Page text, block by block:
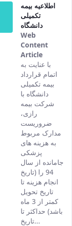
اطلاعیه بیمه
تکمیلی
دانشگاه
Web
Content
Article
This
result
from
the
Persian
of this
content.
با عنایت به
اتمام قرارداد
بیمه تکمیلی
دانشگاه با
شرکت بیمه
رازی،
ضروریست
مدارک مربوط
به هزینه های
پزشکی
جامانده از سال
94 را (تاریخ
انجام هزینه تا
تاریخ تحویل
کمتر از 3 ماه
باشد) حداکثر تا
تاریخ...